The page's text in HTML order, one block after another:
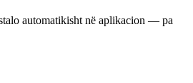
automatikisht në aplikacion — pa